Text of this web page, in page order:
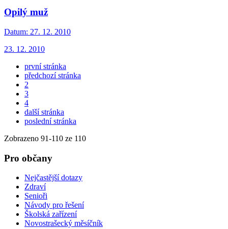
Opilý muž
Datum: 27. 12. 2010
23. 12. 2010
první stránka
předchozí stránka
2
3
4
další stránka
poslední stránka
Zobrazeno 91-110 ze 110
Pro občany
Nejčastější dotazy
Zdraví
Senioři
Návody pro řešení
Školská zařízení
Novostrašecký měsíčník